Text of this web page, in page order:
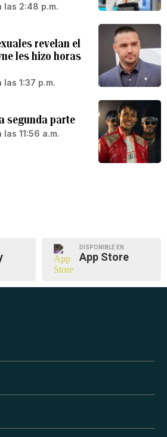
las 2:48 p.m.
revelan el
les hizo horas
1:37 p.m.
segunda parte
11:56 a.m.
DISPONIBLE EN
App Store